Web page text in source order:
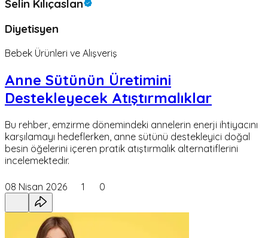
Selin Kılıçaslan
Diyetisyen
Bebek Ürünleri ve Alışveriş
Anne Sütünün Üretimini
Destekleyecek Atıştırmalıklar
Bu rehber, emzirme dönemindeki annelerin enerji ihtiyacını
karşılamayı hedeflerken, anne sütünü destekleyici doğal
besin öğelerini içeren pratik atıştırmalık alternatiflerini
incelemektedir.
08 Nisan 2026 1 0